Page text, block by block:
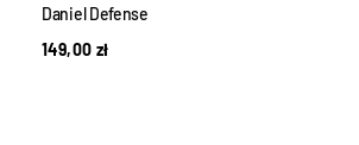
Daniel Defense
149,00 zł